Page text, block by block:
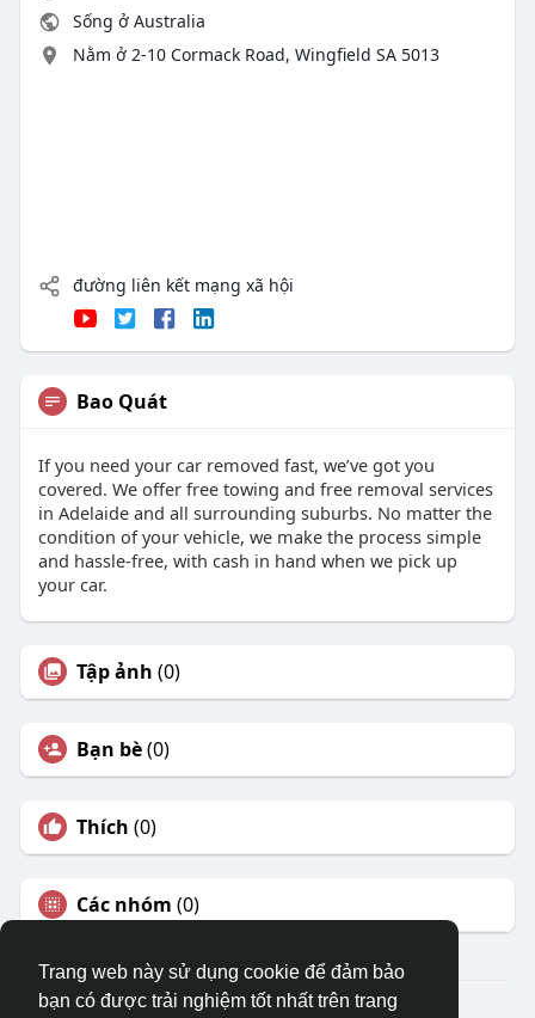
Trang web này sử dụng cookie để đảm bảo
bạn có được trải nghiệm tốt nhất trên trang
Sống ở Australia
Nằm ở 2-10 Cormack Road, Wingfield SA 5013
đường liên kết mạng xã hội
Bao Quát
If you need your car removed fast, we’ve got you
covered. We offer free towing and free removal services
in Adelaide and all surrounding suburbs. No matter the
condition of your vehicle, we make the process simple
and hassle-free, with cash in hand when we pick up
your car.
Tập ảnh (0)
Bạn bè(0)
Thích (0)
Các nhóm (0)
© 2026 DRVIET.COM